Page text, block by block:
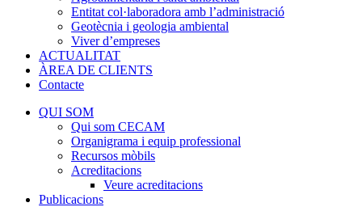
Entitat col·laboradora amb l’administració
Geotècnia i geologia ambiental
Viver d’empreses
ACTUALITAT
ÀREA DE CLIENTS
Contacte
QUI SOM
Qui som CECAM
Organigrama i equip professional
Recursos mòbils
Acreditacions
Veure acreditacions
Publicacions